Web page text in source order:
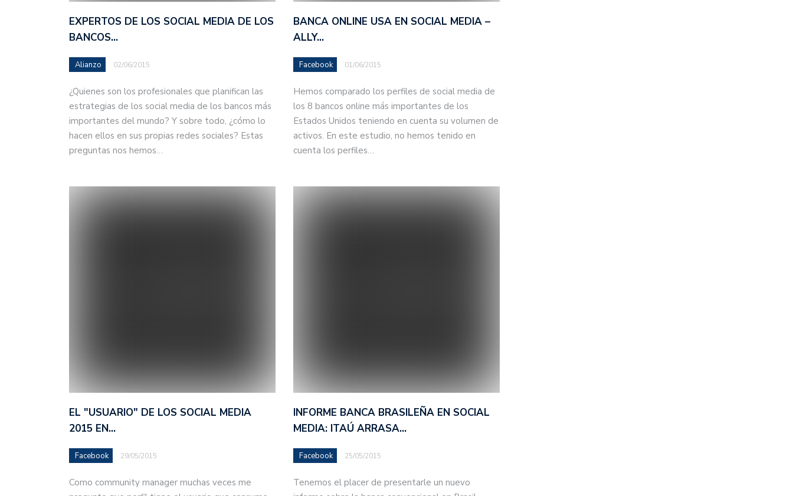
EXPERTOS DE LOS SOCIAL MEDIA DE LOS
BANCOS…
Alianzo 02/06/2015
¿Quienes son los profesionales que planifican las
estrategias de los social media de los bancos más
importantes del mundo? Y sobre todo, ¿cómo lo
hacen ellos en sus propias redes sociales? Estas
preguntas nos hemos…
BANCA ONLINE USA EN SOCIAL MEDIA –
ALLY…
Facebook 01/06/2015
Hemos comparado los perfiles de social media de
los 8 bancos online más importantes de los
Estados Unidos teniendo en cuenta su volumen de
activos. En este estudio, no hemos tenido en
cuenta los perfiles…
EL "USUARIO" DE LOS SOCIAL MEDIA
2015 EN…
Facebook 29/05/2015
Como community manager muchas veces me
INFORME BANCA BRASILEÑA EN SOCIAL
MEDIA: ITAÚ ARRASA…
Facebook 25/05/2015
Tenemos el placer de presentarle un nuevo